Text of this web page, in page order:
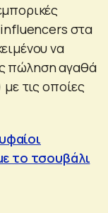
influencers στα
να
πώληση αγαθά
τις οποίες
το τσουβάλι